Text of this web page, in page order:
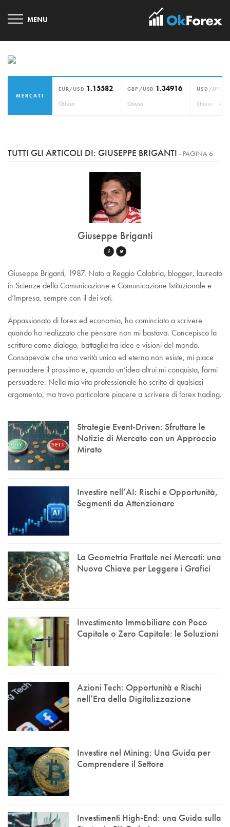
MERCATI
EUR/USD 1.15582
Chiuso
GBP/USD 1.34916
Chiuso
USD/JPY
Chiuso ›
TUTTI GLI ARTICOLI DI: GIUSEPPE BRIGANTI - PAGINA 6
Giuseppe Briganti
Giuseppe Briganti, 1987. Nato a Reggio Calabria, blogger, laureato
in Scienze della Comunicazione e Comunicazione Istituzionale e
d’Impresa, sempre con il dei voti.
Appassionato di forex ed economia, ho cominciato a scrivere
quando ho realizzato che pensare non mi bastava. Concepisco la
scrittura come dialogo, battaglia tra idee e visioni del mondo.
Consapevole che una verità unica ed eterna non esiste, mi piace
persuadere il prossimo e, quando un’idea altrui mi conquista, farmi
persuadere. Nella mia vita professionale ho scritto di qualsiasi
argomento, ma trovo particolare piacere a scrivere di forex trading.
Strategie Event-Driven: Sfruttare le
Notizie di Mercato con un Approccio
Mirato
Investire nell’AI: Rischi e Opportunità,
Segmenti da Attenzionare
La Geometria Frattale nei Mercati: una
Nuova Chiave per Leggere i Grafici
Investimento Immobiliare con Poco
Capitale o Zero Capitale: le Soluzioni
Azioni Tech: Opportunità e Rischi
nell’Era della Digitalizzazione
Investire nel Mining: Una Guida per
Comprendere il Settore
Investimenti High-End: una Guida sulla